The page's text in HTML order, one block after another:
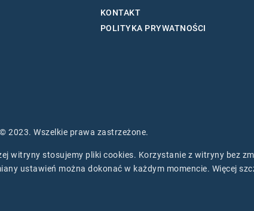
KONTAKT
POLITYKA PRYWATNOŚCI
2023. Wszelkie prawa zastrzeżone.
witryny stosujemy pliki cookies. Korzystanie z witryny bez
ustawień można dokonać w każdym momencie. Więcej